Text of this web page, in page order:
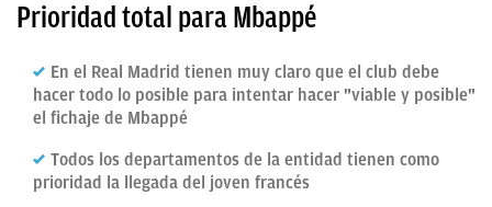
REAL
MADRID
BALONCESTO
FICHAJES
Prioridad total para Mbappé
En el Real Madrid tienen muy claro que el club debe
hacer todo lo posible para intentar hacer "viable y posible"
el fichaje de Mbappé
Todos los departamentos de la entidad tienen como
prioridad la llegada del joven francés